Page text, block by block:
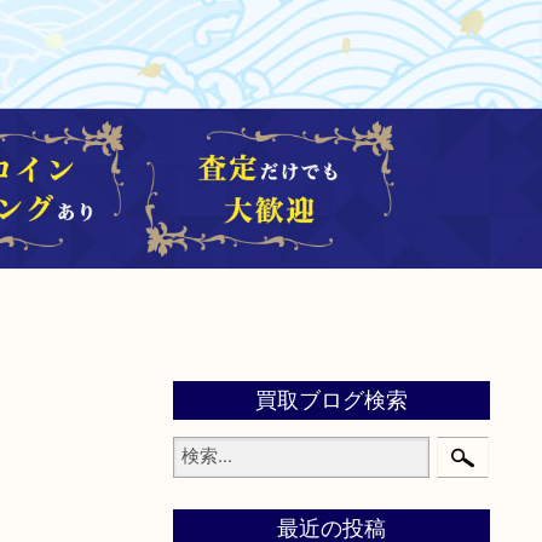
買取ブログ検索
最近の投稿